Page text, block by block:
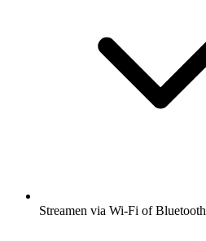
Streamen via Wi-Fi of Bluetooth